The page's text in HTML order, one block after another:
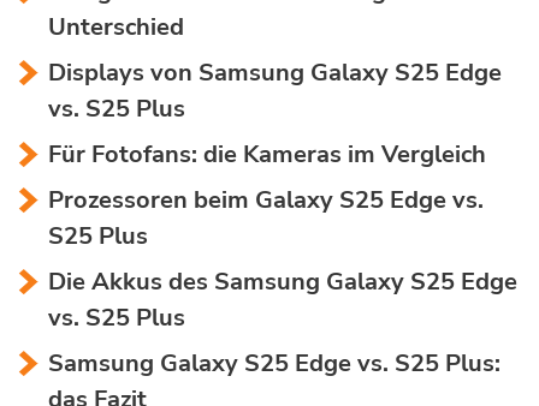
Unterschied
Displays von Samsung Galaxy S25 Edge
vs. S25 Plus
Für Fotofans: die Kameras im Vergleich
Prozessoren beim Galaxy S25 Edge vs.
S25 Plus
Die Akkus des Samsung Galaxy S25 Edge
vs. S25 Plus
Samsung Galaxy S25 Edge vs. S25 Plus: